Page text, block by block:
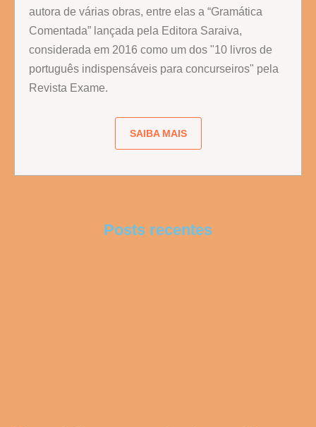
autora de várias obras, entre elas a “Gramática
Comentada” lançada pela Editora Saraiva,
considerada em 2016 como um dos "10 livros de
português indispensáveis para concurseiros" pela
Revista Exame.
SAIBA MAIS
Posts recentes